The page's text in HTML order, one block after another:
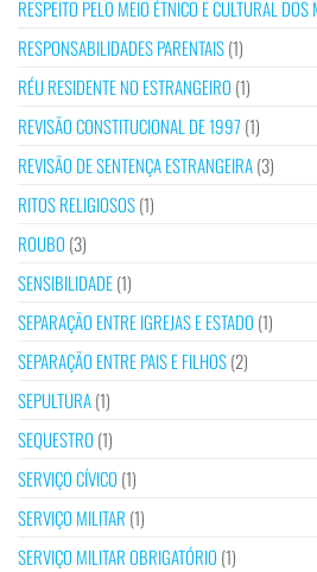
RESPEITO PELO MEIO ÉTNICO E CULTURAL DOS
RESPONSABILIDADES PARENTAIS(1)
RÉU RESIDENTE NO ESTRANGEIRO (1)
REVISÃO CONSTITUCIONAL DE 1997 (1)
REVISÃO DE SENTENÇA ESTRANGEIRA(3)
RITOS RELIGIOSOS(1)
ROUBO (3)
SENSIBILIDADE(1)
SEPARAÇÃO ENTRE IGREJAS E ESTADO (1)
SEPARAÇÃO ENTRE PAIS E FILHOS(2)
SEPULTURA(1)
SEQUESTRO (1)
SERVIÇO CÍVICO (1)
SERVIÇO MILITAR (1)
SERVIÇO MILITAR OBRIGATÓRIO (1)